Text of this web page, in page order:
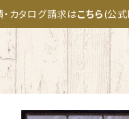
・カタログ請求はこちら(公